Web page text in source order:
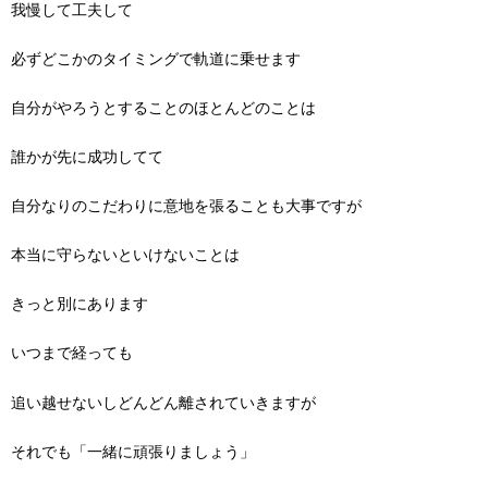
我慢して工夫して
必ずどこかのタイミングで軌道に乗せます
自分がやろうとすることのほとんどのことは
誰かが先に成功してて
自分なりのこだわりに意地を張ることも大事ですが
本当に守らないといけないことは
きっと別にあります
いつまで経っても
追い越せないしどんどん離されていきますが
それでも「一緒に頑張りましょう」